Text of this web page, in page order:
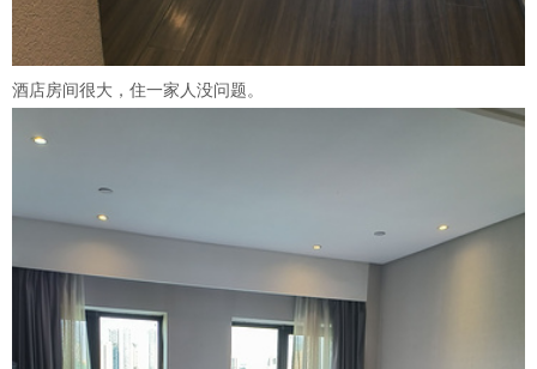
酒店房间很大，住一家人没问题。